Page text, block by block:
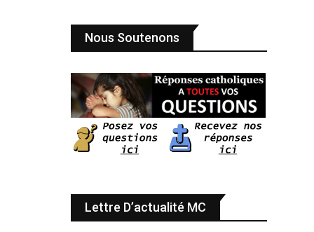
Nous Soutenons
Lettre D’actualité MC